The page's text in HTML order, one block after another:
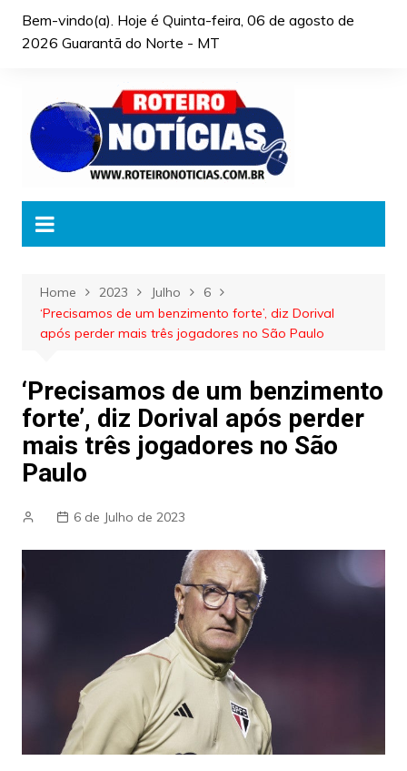
Bem-vindo(a). Hoje é Quinta-feira, 06 de agosto de
2026 Guarantã do Norte - MT
Home 2023 Julho
6
‘Precisamos de um benzimento forte’, diz Dorival
após perder mais três jogadores no São Paulo
‘Precisamos de um benzimento
forte’, diz Dorival após perder
mais três jogadores no São
Paulo
6 de Julho de 2023